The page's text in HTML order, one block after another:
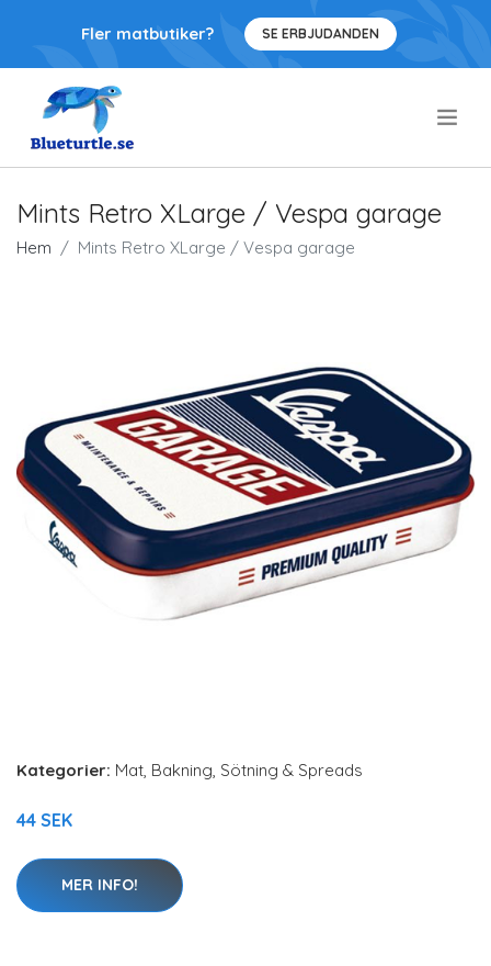
Fler matbutiker? SE ERBJUDANDEN
Mints Retro XLarge / Vespa garage
Hem Mints Retro XLarge / Vespa garage
Kategorier: Mat, Bakning, Sötning & Spreads
44 SEK
MER INFO!